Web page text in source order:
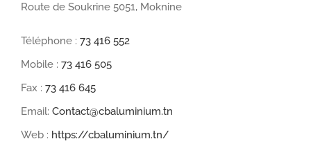
Route de Soukrine 5051, Moknine
Téléphone : 73 416 552
Mobile : 73 416 505
Fax : 73 416 645
Email: Contact@cbaluminium.tn
Web : https://cbaluminium.tn/